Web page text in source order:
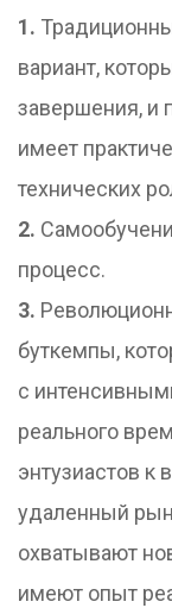
1.
вариант,
завершения, и
имеет
технических
2.
процесс.
3.
буткемпы,
с
реального
энтузиастов
удаленный
охватывают
имеют опыт